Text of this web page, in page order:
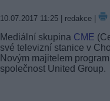
10.07.2017 11:25 | redakce |
Mediální skupina CME
své televizní stanice v
Novým majitelem
společnost United Group.